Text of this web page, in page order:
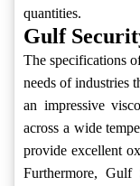
quantities.
Gulf
The specifications
needs of industries
an impressive
across a wide
provide excellent
Furthermore,